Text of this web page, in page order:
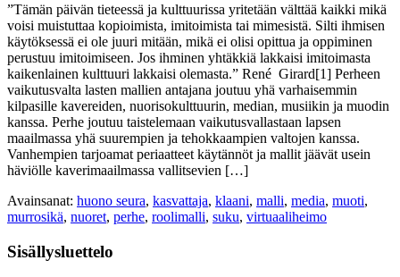
”Tämän päivän tieteessä ja kulttuurissa yritetään välttää kaikki mikä
voisi muistuttaa kopioimista, imitoimista tai mimesistä. Silti ihmisen
käytöksessä ei ole juuri mitään, mikä ei olisi opittua ja oppiminen
perustuu imitoimiseen. Jos ihminen yhtäkkiä lakkaisi imitoimasta
kaikenlainen kulttuuri lakkaisi olemasta.” René Girard[1] Perheen
vaikutusvalta lasten mallien antajana joutuu yhä varhaisemmin
kilpasille kavereiden, nuorisokulttuurin, median, musiikin ja muodin
kanssa. Perhe joutuu taistelemaan vaikutusvallastaan lapsen
maailmassa yhä suurempien ja tehokkaampien valtojen kanssa.
Vanhempien tarjoamat periaatteet käytännöt ja mallit jäävät usein
häviölle kaverimaailmassa vallitsevien […]
Avainsanat: huono seura, kasvattaja, klaani, malli, media, muoti,
murrosikä, nuoret, perhe, roolimalli, suku, virtuaaliheimo
Sisällysluettelo